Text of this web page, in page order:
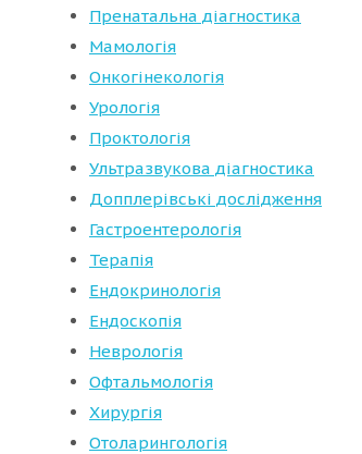
Пренатальна діагностика
Мамологія
Онкогінекологія
Урологія
Проктологія
Ультразвукова діагностика
Допплерівські дослідження
Гастроентерологія
Терапія
Ендокринологія
Ендоскопія
Неврологія
Офтальмологія
Хирургія
Отоларингологія